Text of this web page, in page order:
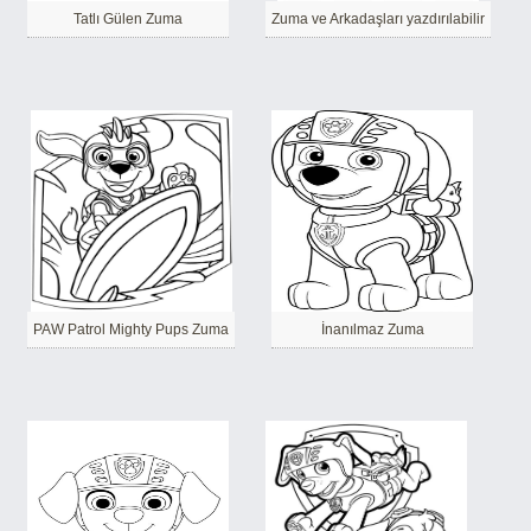
Tatlı Gülen Zuma Zuma ve Arkadaşları yazdırılabilir
PAW Patrol Mighty Pups Zuma İnanılmaz Zuma